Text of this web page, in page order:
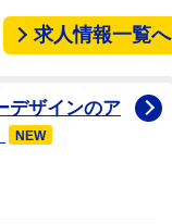
求人情報一覧へ
デザインのア
NEW